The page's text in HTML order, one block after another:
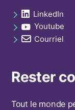
Social
links
footer
LinkedIn
opens in a
Youtube
opens in a
Courriel
opens in a
Rester
Tout le monde